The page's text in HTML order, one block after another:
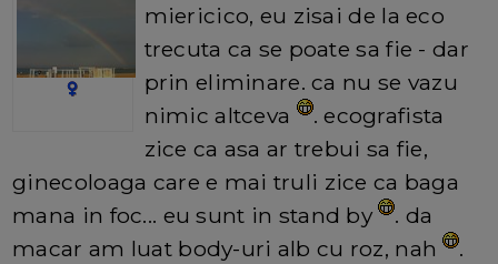
miericico, eu zisai de la eco
trecuta ca se poate sa fie - dar
prin eliminare. ca nu se vazu
nimic altceva
. ecografista
zice ca asa ar trebui sa fie,
ginecoloaga care e mai truli zice ca baga
mana in foc... eu sunt in stand by
. da
macar am luat body-uri alb cu roz, nah
.